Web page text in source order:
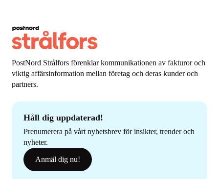
PostNord Strålfors förenklar kommunikationen av fakturor och
viktig affärsinformation mellan företag och deras kunder och
partners.
Håll dig uppdaterad!
Prenumerera på vårt nyhetsbrev för insikter, trender och
nyheter.
Anmäl dig nu!